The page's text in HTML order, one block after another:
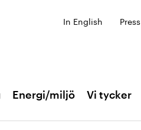
In English Press
Energi/miljö Vi tycker